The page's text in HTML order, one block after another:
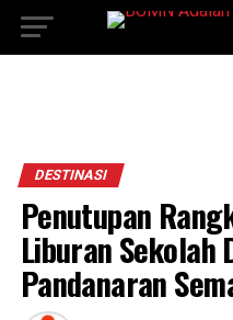
DESTINASI
Penutupan
Liburan Sekolah
Pandanaran